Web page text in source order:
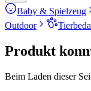
Baby & Spielzeug
Outdoor
Produkt
Beim Laden dieser